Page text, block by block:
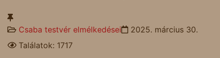
Csaba testvér elmélkedései
2025. március 30.
Találatok: 1717